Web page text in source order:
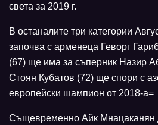
света за 2019 г.
В останалите три категории
започва с арменеца Геворг
(67) ще има за съперник Назир
Стоян Кубатов (72) ще спори с
европейски шампион от 2018-а=
Същевременно Айк Мнацаканян